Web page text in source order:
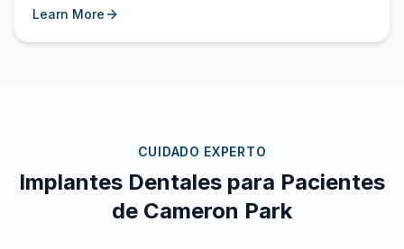
Learn More
CUIDADO EXPERTO
Implantes Dentales para Pacientes
de Cameron Park